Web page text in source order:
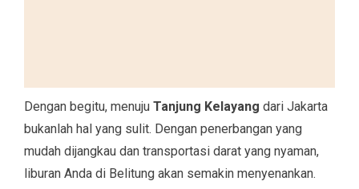
Dengan begitu, menuju Tanjung Kelayang dari Jakarta
bukanlah hal yang sulit. Dengan penerbangan yang
mudah dijangkau dan transportasi darat yang nyaman,
liburan Anda di Belitung akan semakin menyenankan.